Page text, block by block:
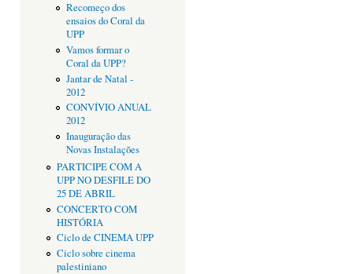
Recomeço dos
ensaios do Coral da
UPP
Vamos formar o
Coral da UPP?
Jantar de Natal -
2012
CONVÍVIO ANUAL
2012
Inauguração das
Novas Instalações
PARTICIPE COM A
UPP NO DESFILE DO
25 DE ABRIL
CONCERTO COM
HISTÓRIA
Ciclo de CINEMA UPP
Ciclo sobre cinema
palestiniano